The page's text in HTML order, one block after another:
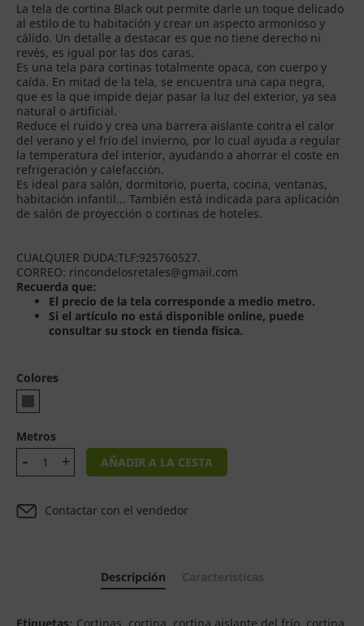
La tela de cortina Black out permite darle un toque delicado
al estilo de tu habitación y crear un aspecto armonioso y
cálido. Un detalle a destacar es que no tiene derecho ni
revés, es igual por las dos caras.
Es una tela para cortinas totalmente opaca, con cuerpo y
caída. En mitad de la tela, se encuentra una capa negra,
que es la que impide dejar pasar la luz del exterior, ya sea
natural o artificial.
Reduce el ruido y crea una barrera aislante contra el calor
del verano y el frío del invierno, por lo cual ayuda a regular
la temperatura del interior, ayudando a ahorrar el coste en
refrigeración y calefacción.
Es ideal para salón, dormitorio, puerta, cocina, ventanas,
habitación infantil... También está indicada para aplicación
de salón de proyección o cortinas de hoteles.
CUALQUIER DUDA:TLF:925760527.
CORREO: rincondelosretales@gmail.com
Recuerda que:
El precio de la tela corresponde a medio metro.
Si el artículo no está disponible online, puede
consultar su stock en tienda física.
Colores
Metros
AÑADIR A LA CESTA
Contactar con el vendedor
Descripción